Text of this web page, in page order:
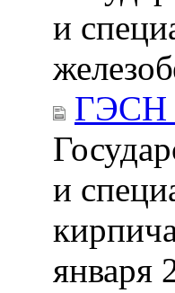
и
ГЭСН
и
января